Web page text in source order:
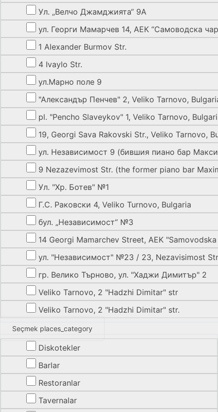
Ул. „Велчо Джамджията“ 9А
ул. Георги Мамарчев 14, АЕК “Самоводска
1 Alexander Burmov Str.
4 Ivaylo Str.
ул.Марно поле 9
"Александър Пенчев" 2, Veliko Tarnovo,
pl. "Pencho Slaveykov" 1, Veliko Tarnovo,
19, Georgi Sava Rakovski Str., Veliko Tarnovo,
ул. Независимост 9 (бившия пиано бар
9 Nezazevimost Str. (the former piano bar
Ул. "Хр. Ботев" №1
Г.С. Раковски 4, Veliko Turnovo, Bulgaria
бул. „Независимост“ №3
14 Georgi Mamarchev Street, AEK
ул. "Независимост" №23 / 23, Nezavisimost
гр. Велико Търново, ул. "Хаджи Димитър" 2
Veliko Tarnovo, 2 "Hadzhi Dimitar" str
Veliko Tarnovo, 2 "Hadzhi Dimitar" str.
Seçmek places_category
Diskotekler
Barlar
Restoranlar
Tavernalar